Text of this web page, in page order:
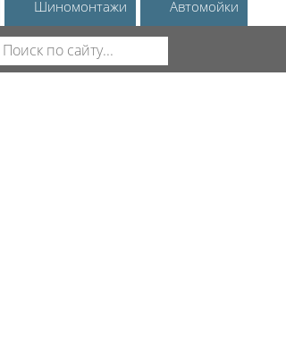
Шиномонтажи Автомойки
ПОИСКА